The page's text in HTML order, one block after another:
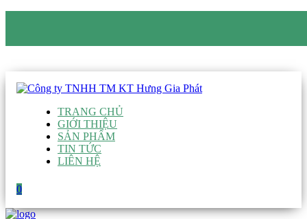
TRANG CHỦ
GIỚI THIỆU
SẢN PHẨM
TIN TỨC
LIÊN HỆ
0